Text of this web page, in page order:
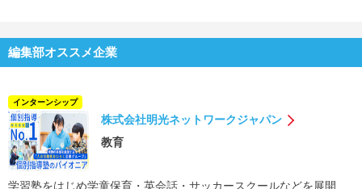
編集部オススメ企業
インターンシップ
株式会社明光ネットワークジャパン
教育
学習塾をはじめ学童保育・英会話・サッカースクールなどを展開